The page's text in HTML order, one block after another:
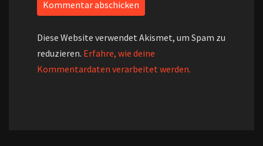
Diese Website verwendet Akismet, um Spam zu
reduzieren. Erfahre, wie deine
Kommentardaten verarbeitet werden.